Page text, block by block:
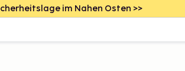
im Nahen Osten >>